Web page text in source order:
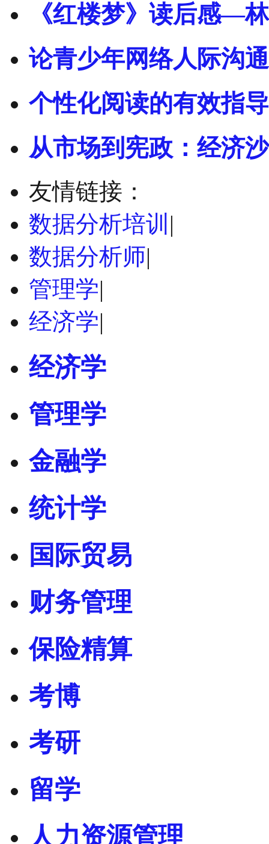
《红楼梦》读后感—
论青少年网络人际沟
个性化阅读的有效指
从市场到宪政：经济
友情链接：
数据分析培训 |
数据分析师|
管理学|
经济学|
经济学
管理学
金融学
统计学
国际贸易
财务管理
保险精算
考博
考研
留学
人力资源管理